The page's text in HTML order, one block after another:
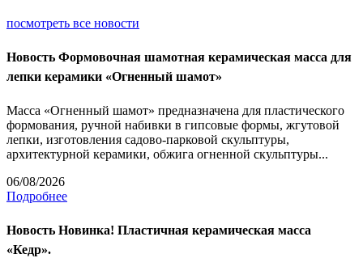
посмотреть все новости
Новость Формовочная шамотная керамическая масса для
лепки керамики «Огненный шамот»
Масса «Огненный шамот» предназначена для пластического
формования, ручной набивки в гипсовые формы, жгутовой
лепки, изготовления садово-парковой скульптуры,
архитектурной керамики, обжига огненной скульптуры...
06/08/2026
Подробнее
Новость Новинка! Пластичная керамическая масса
«Кедр».